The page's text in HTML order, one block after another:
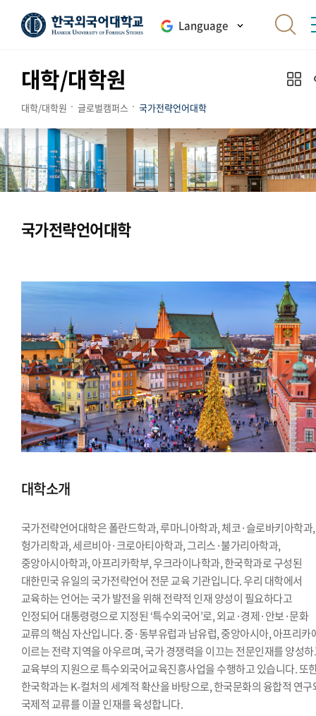
Language
대학/대학원
대학/대학원 글로벌캠퍼스 국가전략언어대학
국가전략언어대학
대학소개
국가전략언어대학은 폴란드학과, 루마니아학과, 체코·슬로바키아학과,
헝가리학과, 세르비아·크로아티아학과, 그리스·불가리아학과,
중앙아시아학과, 아프리카학부, 우크라이나학과, 한국학과로 구성된
대한민국 유일의 국가전략언어 전문 교육 기관입니다. 우리 대학에서
교육하는 언어는 국가 발전을 위해 전략적 인재 양성이 필요하다고
인정되어 대통령령으로 지정된 ‘특수외국어’로, 외교·경제·안보·문화
교류의 핵심 자산입니다. 중·동부유럽과 남유럽, 중앙아시아, 아프리카
이르는 전략 지역을 아우르며, 국가 경쟁력을 이끄는 전문인재를 양성
교육부의 지원으로 특수외국어교육진흥사업을 수행하고 있습니다. 또
한국학과는 K-컬처의 세계적 확산을 바탕으로, 한국문화의 융합적 연구
국제적 교류를 이끌 인재를 육성합니다.